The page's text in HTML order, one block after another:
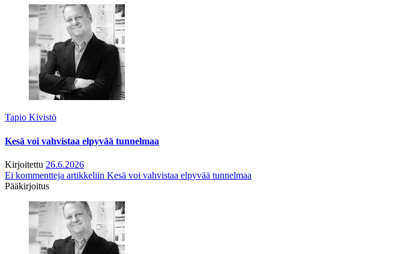
Tapio Kivistö
Kesä voi vahvistaa elpyvää tunnelmaa
Kirjoitettu 26.6.2026
Ei kommentteja artikkeliin Kesä voi vahvistaa elpyvää tunnelmaa
Pääkirjoitus